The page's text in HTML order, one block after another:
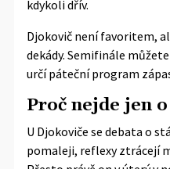
kdykoli dřív.
Djokovič není favoritem,
dekády. Semifinále
určí páteční program
Proč nejde jen
U Djokoviče se debata o
pomaleji, reflexy ztrácejí